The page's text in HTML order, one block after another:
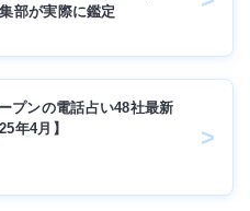
部が実際に鑑定
プンの電話占い48社最新
年4月】